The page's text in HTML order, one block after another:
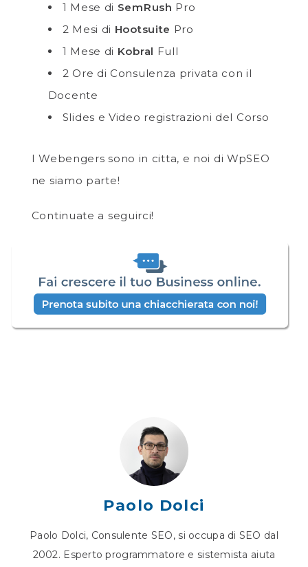
1 Mese di SemRush Pro
2 Mesi di Hootsuite Pro
1 Mese di Kobral Full
2 Ore di Consulenza privata con il
Docente
Slides e Video registrazioni del Corso
I Webengers sono in citta, e noi di WpSEO
ne siamo parte!
Continuate a seguirci!
Paolo Dolci
Paolo Dolci, Consulente SEO, si occupa di SEO dal
2002. Esperto programmatore e sistemista aiuta